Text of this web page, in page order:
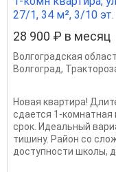
27/1, 34 м², 3/10 эт.
28 900 ₽ в месяц
Волгоградская
Волгоград,
Новая квартира!
сдается 1-
срок. Идеальный
тишину. Район со
доступности школы,